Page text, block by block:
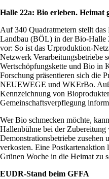
Halle 22a: Bio erleben. Heimat
Auf 340 Quadratmetern stellt
Landbau (BÖL) in der Bio-Halle
vor: So ist das Urproduktion-
Netzwerk Verarbeitungsbetriebe
Wertschöpfungskette und Bio in
Forschung präsentieren sich die
NEUEWEGE und WKErBo.
Kennzeichnung von
Gemeinschaftsverpflegung
Wer Bio schmecken möchte,
Hallenbühne bei der
Demonstrationsbetriebe zusehen
verkosten. Eine
Grünen Woche in die Heimat zu
EUDR-Stand beim GFFA